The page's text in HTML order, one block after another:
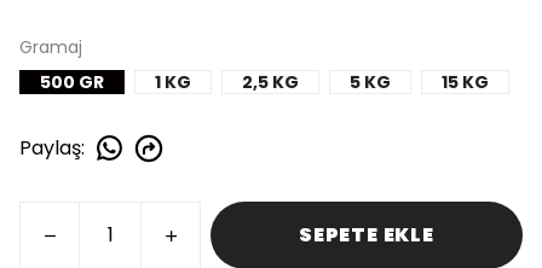
Gramaj
500 GR
1 KG 2,5 KG 5 KG 15 KG
Paylaş:
SEPETE EKLE